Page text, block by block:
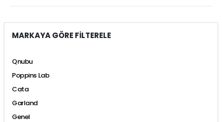
MARKAYA GÖRE FİLTERELE
Qnubu
Poppins Lab
Cata
Garland
Genel